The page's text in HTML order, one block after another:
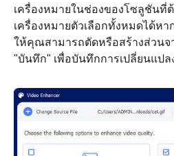
เครื่องหมายในช่องของโซลูชันที่
เครื่องหมายตัวเลือกทั้งหมดได้หา
ให้คุณสามารถตัดหรือสร้างส่วนจ
"บันทึก" เพื่อบันทึกการเปลี่ยนแปล